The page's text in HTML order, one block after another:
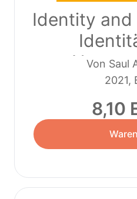
Identity
Von Saul
2021,
8,10